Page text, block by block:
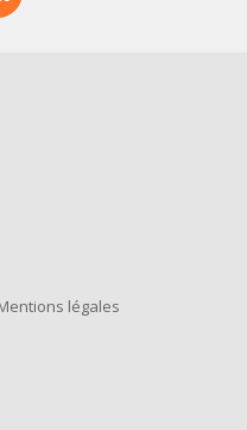
légales